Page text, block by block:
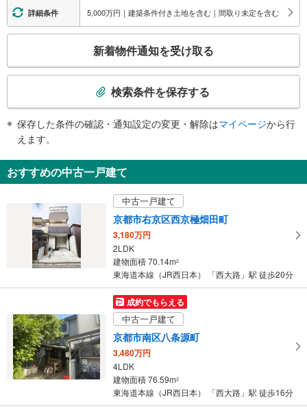
《多機能トイレ》
・改札内
スロープ
その他
詳細条件 5,000万円｜建築条件付き土地を含む｜間取り未定を含む
検
知
を
マ
イ
ペ
ー
ジ
保
新着物件通知を受け取る
検索条件を保存する
保存した条件の確認・通知設定の変更・解除はマイページから行
えます。
おすすめの中古一戸建て
中古一戸建て
京都市右京区西京極畑田町
3,180万円
2LDK
建物面積 70.14m2
東海道本線（JR西日本） 「西大路」駅 徒歩20分
成約でもらえる
中古一戸建て
京都市南区八条源町
3,480万円
4LDK
建物面積 76.59m2
東海道本線（JR西日本） 「西大路」駅 徒歩16分